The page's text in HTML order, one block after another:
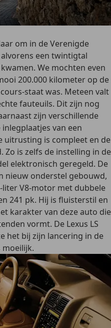
om in de Verenigde
een twintigtal
We mochten even
200.000 kilometer op de
staat was. Meteen valt
fauteuils. Dit zijn nog
zijn verschillende
van een
uitrusting is compleet en de
Zo is zelfs de instelling in de
elektronisch geregeld. De
nieuw onderstel gebouwd,
liter V8-motor met dubbele
241 pk. Hij is fluisterstil en
karakter van deze auto die
vormt. De Lexus LS
het bij zijn lancering in de
moeilijk.